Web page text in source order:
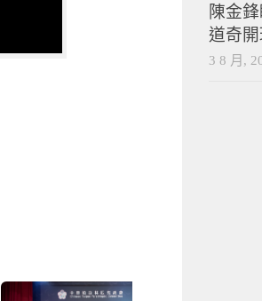
陳金
道奇開
3 8 月,